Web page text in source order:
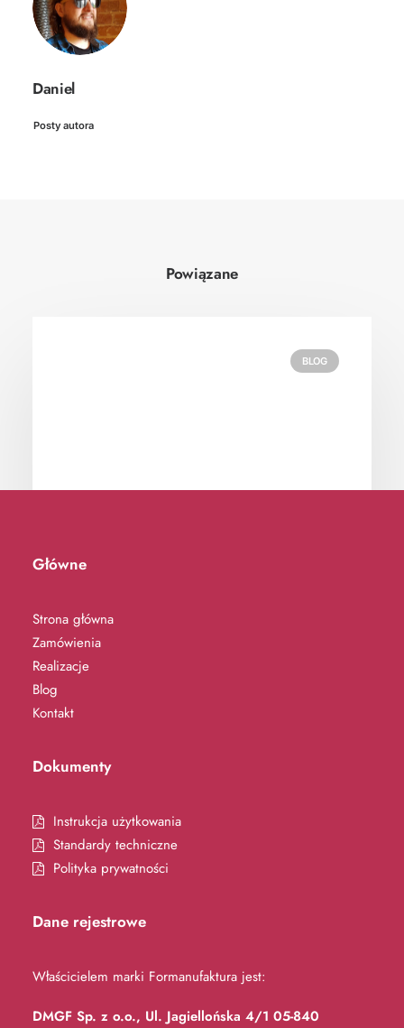
Daniel
Posty autora
Powiązane
BLOG
Blog #27: Meble na wymiar – idealne
rozwiązania dla wymagających
przestrzeni
Główne
Strona główna
Zamówienia
Realizacje
Blog
Kontakt
Dokumenty
Instrukcja użytkowania
Standardy techniczne
Polityka prywatności
Dane rejestrowe
Właścicielem marki Formanufaktura jest:
DMGF Sp. z o.o., Ul. Jagiellońska 4/1 05-840